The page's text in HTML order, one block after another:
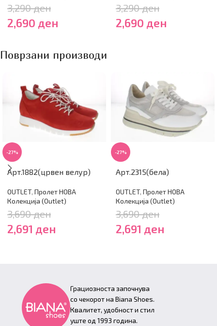
3,290ден
2,690 ден
3,290ден
2,690 ден
Поврзани производи
-27%
Арт.1882(црвен велур)
OUTLET, Пролет НОВА
Колекција (Outlet)
3,690ден
2,691 ден
-27%
Арт.2315(бела)
OUTLET, Пролет НОВА
Колекција (Outlet)
3,690ден
2,691 ден
Грациозноста започнува
со чекорот на Biana Shoes.
Квалитет, удобност и стил
уште од 1993 година.